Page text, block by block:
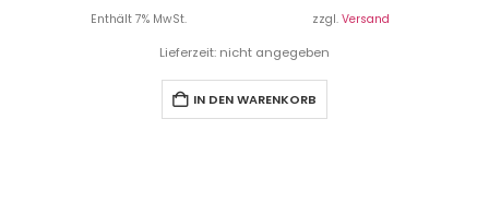
Enthält 7% MwSt. zzgl. Versand
Lieferzeit: nicht angegeben
IN DEN WARENKORB